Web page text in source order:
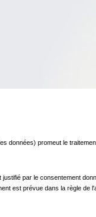
données) promeut le
par le consentement
est prévue dans la règle